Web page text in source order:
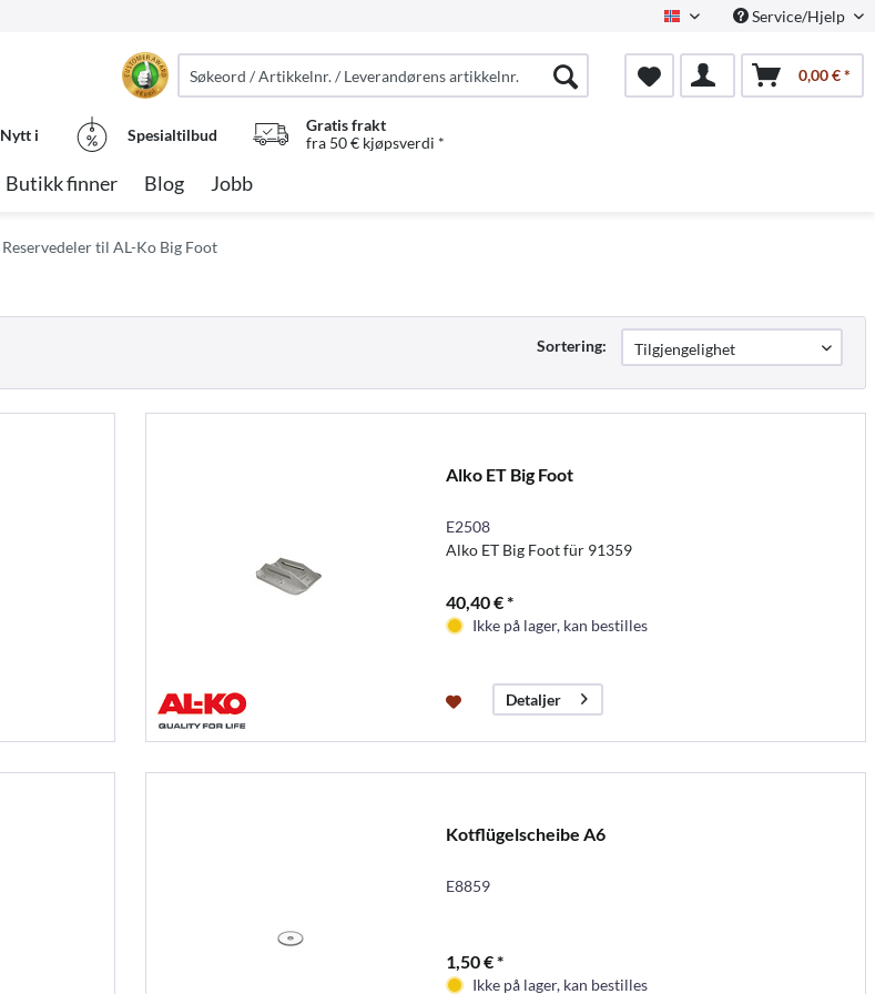
NorwegianService/Hjelp
0,00 € *
Nytt i Spesialtilbud
Gratis frakt
fra 50 € kjøpsverdi *
Butikk finner Blog Jobb
Reservedeler til AL-Ko Big Foot
Sortering:
Alko ET Big Foot
E2508
Alko ET Big Foot für 91359
40,40 € *
Ikke på lager, kan bestilles
Detaljer
Kotflügelscheibe A6
E8859
1,50 € *
Ikke på lager, kan bestilles